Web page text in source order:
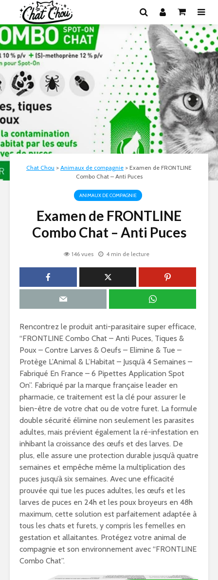
Chat Chou > Animaux de compagnie > Examen de FRONTLINE
Combo Chat – Anti Puces
ANIMAUX DE COMPAGNIE
Examen de FRONTLINE
Combo Chat – Anti Puces
146 vues 4 min de lecture
Rencontrez le produit anti-parasitaire super efficace,
“FRONTLINE Combo Chat – Anti Puces, Tiques &
Poux – Contre Larves & Oeufs – Elimine & Tue –
Protège L’Animal & L’Habitat – Jusqu’à 4 Semaines –
Fabriqué En France – 6 Pipettes Application Spot
On”. Fabriqué par la marque française leader en
pharmacie, ce traitement est la clé pour assurer le
bien-être de votre chat ou de votre furet. La formule
double sécurité élimine non seulement les parasites
adultes, mais prévient également la ré-infestation en
inhibant la croissance des œufs et des larves. De
plus, elle assure une protection durable jusqu’à quatre
semaines et empêche même la multiplication des
puces jusqu’à six semaines. Avec une efficacité
prouvée qui tue les puces adultes, les œufs et les
larves de puces en 24h et les poux broyeurs en 48h
maximum, cette solution est parfaitement adaptée à
tous les chats et furets, y compris les femelles en
gestation et allaitantes. Protégez votre animal de
compagnie et son environnement avec “FRONTLINE
Combo Chat”.